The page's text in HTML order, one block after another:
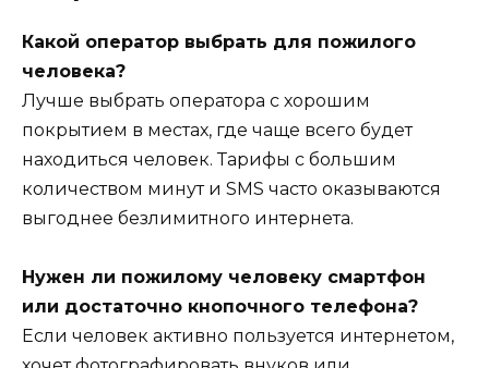
Какой оператор выбрать для пожилого
человека?
Лучше выбрать оператора с хорошим
покрытием в местах, где чаще всего будет
находиться человек. Тарифы с большим
количеством минут и SMS часто оказываются
выгоднее безлимитного интернета.
Нужен ли пожилому человеку смартфон
или достаточно кнопочного телефона?
Если человек активно пользуется интернетом,